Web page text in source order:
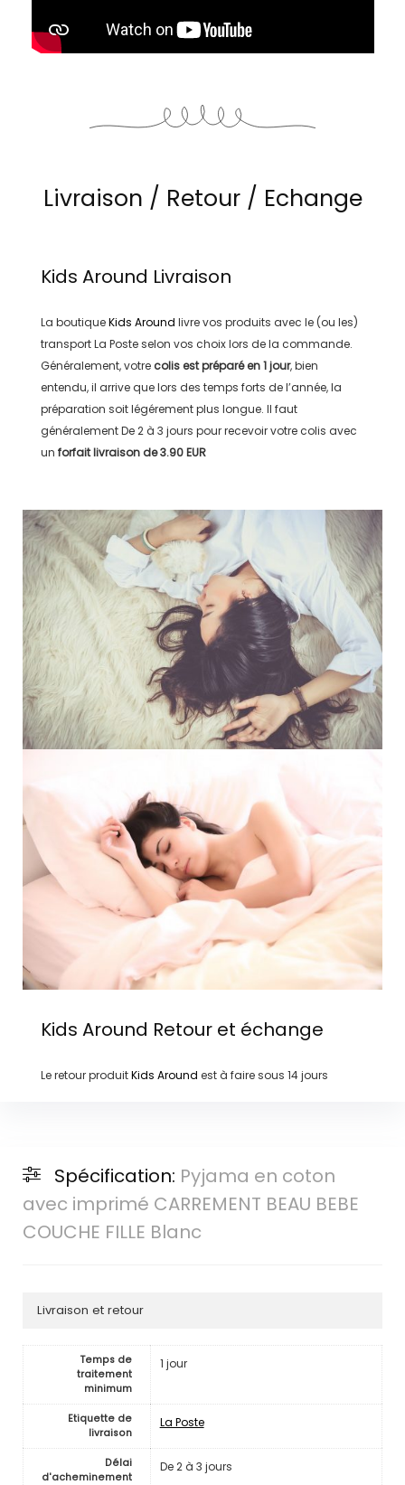
Livraison / Retour / Echange
Kids Around Livraison
La boutiqueKids Around livre vos produits avec le (ou les)
transportLa Posteselon vos choix lors de la commande.
Généralement, votre colis est préparé en1 jour, bien
entendu, il arrive que lors des temps forts de l’année, la
préparation soit légérement plus longue. Il faut
généralementDe 2 à 3 jours pour recevoir votre colis avec
un forfait livraison de3.90 EUR
Kids Around Retour et échange
Le retour produitKids Around est à faire sous 14 jours
Spécification: Pyjama en coton
avec imprimé CARREMENT BEAU BEBE
COUCHE FILLE Blanc
Livraison et retour
Temps de
traitement
minimum
1 jour
Etiquette de
livraison
La Poste
Délai
d'acheminement
De 2 à 3 jours